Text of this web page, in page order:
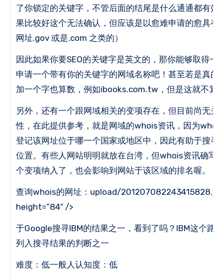
了你锁定的关键字，不管后面的结尾是什么通通都有效
果比较好这个无法确认，但应该是以愈难申请的愈具有
网址.gov 或是.com 之类的）
因此如果你要SEO的关键字是英文的，那你能够取得一
申请一个带有你的关键字的网域名称吧！甚至若是真的
加一个字也算数，例如ibooks.com.tw，但是这就不算
另外，还有一个跟网域相关的变项存在，但目前尚无关
性，在此提供参考，就是网域的whois资讯，因为
登记该网址位于哪一个国家或地区中，因此有助于搜寻
位置。有些人网站明明就放在台湾，但whois资讯确写
个变项纳入了，也会影响到网站于该区域的排名喔。
查询whois的网址：upload/
height=”84″ />
于Google搜寻IBM的结果之一，看到了吗？ IBM这个路
列入搜寻结果的判断之一
难度：低一般人认知度：低